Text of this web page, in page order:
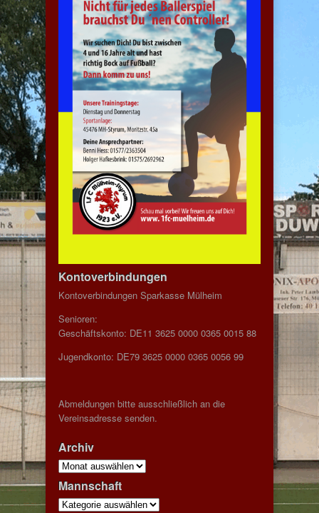
Kontoverbindungen
Kontoverbindungen Sparkasse Mülheim
Senioren:
Geschäftskonto: DE11 3625 0000 0365 0015 88
Jugendkonto: DE79 3625 0000 0365 0056 99
Abmeldungen bitte ausschließlich an die
Vereinsadresse senden.
Archiv
Archiv
Mannschaft
Mannschaft